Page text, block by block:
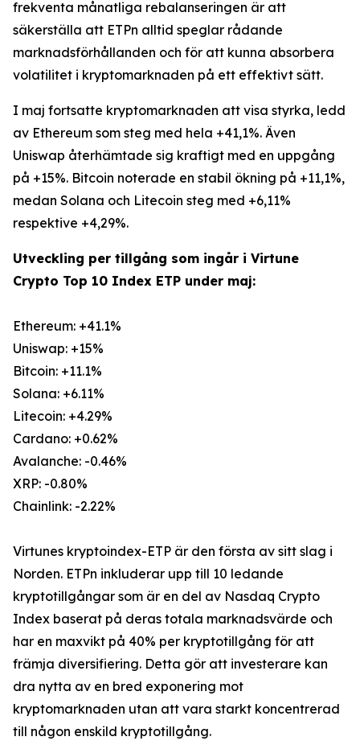
frekventa månatliga rebalanseringen är att
säkerställa att ETPn alltid speglar rådande
marknadsförhållanden och för att kunna absorbera
volatilitet i kryptomarknaden på ett effektivt sätt.
I maj fortsatte kryptomarknaden att visa styrka, ledd
av Ethereum som steg med hela +41,1%. Även
Uniswap återhämtade sig kraftigt med en uppgång
på +15%. Bitcoin noterade en stabil ökning på +11,1%,
medan Solana och Litecoin steg med +6,11%
respektive +4,29%.
Utveckling per tillgång som ingår i Virtune
Crypto Top 10 Index ETP under maj:
Ethereum: +41.1%
Uniswap: +15%
Bitcoin: +11.1%
Solana: +6.11%
Litecoin: +4.29%
Cardano: +0.62%
Avalanche: -0.46%
XRP: -0.80%
Chainlink: -2.22%
Virtunes kryptoindex-ETP är den första av sitt slag i
Norden. ETPn inkluderar upp till 10 ledande
kryptotillgångar som är en del av Nasdaq Crypto
Index baserat på deras totala marknadsvärde och
har en maxvikt på 40% per kryptotillgång för att
främja diversifiering. Detta gör att investerare kan
dra nytta av en bred exponering mot
kryptomarknaden utan att vara starkt koncentrerad
till någon enskild kryptotillgång.